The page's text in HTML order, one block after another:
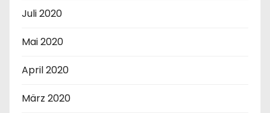
Juli 2020
Mai 2020
April 2020
März 2020